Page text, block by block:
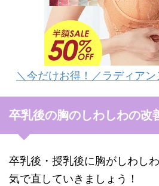
＼今だけお得！／ラディア
卒乳後の胸のしわしわの改
卒乳後・授乳後に胸がしわし
気で直していきましょう！